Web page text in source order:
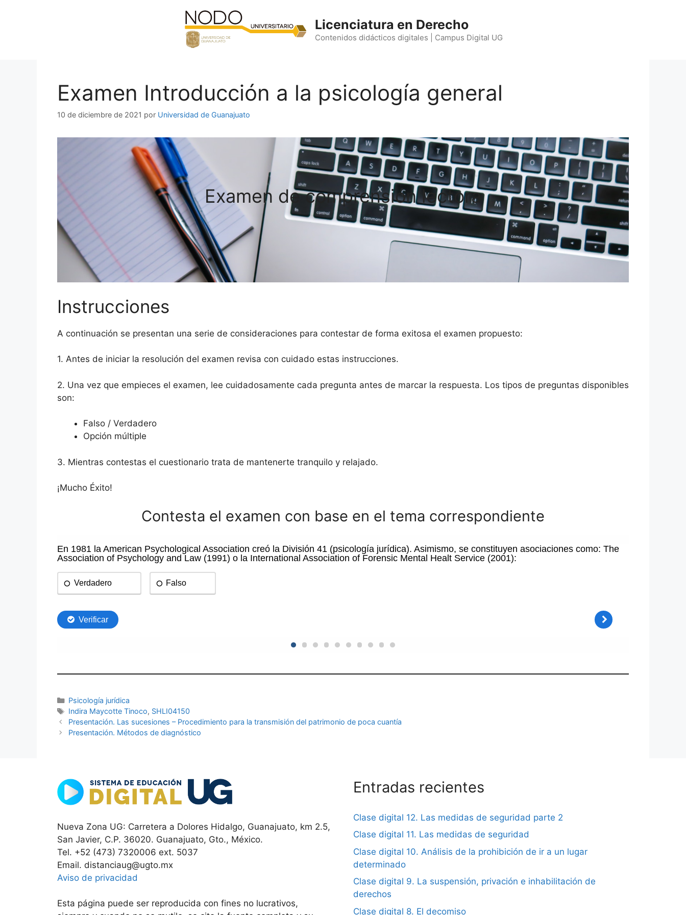
Licenciatura en Derecho
Contenidos didácticos digitales | Campus Digital UG
Examen Introducción a la psicología general
10 de diciembre de 2021 por Universidad de Guanajuato
Examen de comprensión lectora
Instrucciones
A continuación se presentan una serie de consideraciones para contestar de forma exitosa el examen propuesto:
1. Antes de iniciar la resolución del examen revisa con cuidado estas instrucciones.
2. Una vez que empieces el examen, lee cuidadosamente cada pregunta antes de marcar la respuesta. Los tipos de preguntas disponibles
son:
Falso / Verdadero
Opción múltiple
3. Mientras contestas el cuestionario trata de mantenerte tranquilo y relajado.
¡Mucho Éxito!
Contesta el examen con base en el tema correspondiente
Categorías
Psicología jurídica
Etiquetas
Indira Maycotte Tinoco, SHLI04150
Presentación. Las sucesiones – Procedimiento para la transmisión del patrimonio de poca cuantía
Presentación. Métodos de diagnóstico
Nueva Zona UG: Carretera a Dolores Hidalgo, Guanajuato, km 2.5,
San Javier, C.P. 36020. Guanajuato, Gto., México.
Tel. +52 (473) 7320006 ext. 5037
Email. distanciaug@ugto.mx
Aviso de privacidad
Esta página puede ser reproducida con fines no lucrativos,
Entradas recientes
Clase digital 12. Las medidas de seguridad parte 2
Clase digital 11. Las medidas de seguridad
Clase digital 10. Análisis de la prohibición de ir a un lugar
determinado
Clase digital 9. La suspensión, privación e inhabilitación de
derechos
Clase digital 8. El decomiso